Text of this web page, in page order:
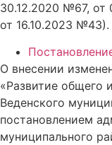
30.12.2020 №67, от
от 16.10.2023 №43).
О внесении
«Развитие общего
Веденского
постановлением
муниципального